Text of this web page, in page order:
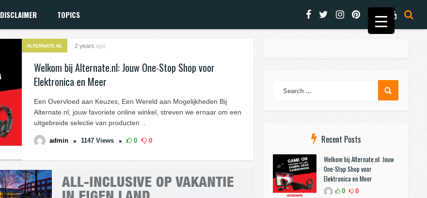
DISCLAIMER TOPICS
ALTERNATE.NL 2 years ago
Welkom bij Alternate.nl: Jouw One-Stop Shop voor
Elektronica en Meer
Een Overvloed aan Keuzes, Een Wereld aan Mogelijkheden Bij
Alternate.nl, jouw favoriete online winkel, streven we ernaar om een
uitgebreide selectie van producten ..
admin 1147 Views 0 0 Recent Posts
Welkom bij Alternate.nl: Jouw
One-Stop Shop voor
Elektronica en Meer
0 0